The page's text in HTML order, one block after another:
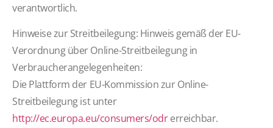
verantwortlich.
Hinweise zur Streitbeilegung: Hinweis gemäß der EU-
Verordnung über Online-Streitbeilegung in
Verbraucherangelegenheiten:
Die Plattform der EU-Kommission zur Online-
Streitbeilegung ist unter
http://ec.europa.eu/consumers/odrerreichbar.